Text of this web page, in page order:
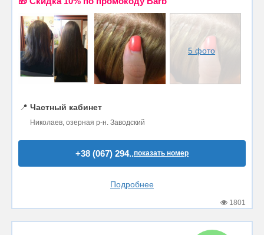
5 фото
📍 Частный кабинет
Николаев, озерная р-н. Заводский
+38 (067) 294..показать номер
Подробнее
1801